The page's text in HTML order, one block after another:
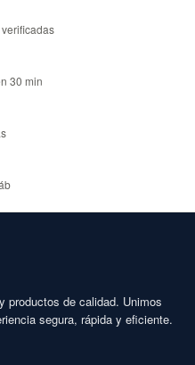
30 min
productos de calidad. Unimos
segura, rápida y eficiente.